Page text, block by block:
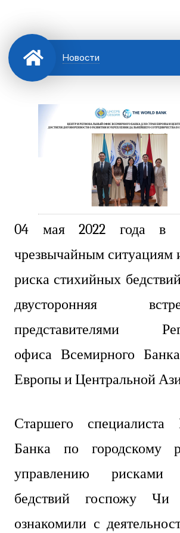
Новости
04 мая 2022 года в
чрезвычайным
риска стихийных
двусторонняя
представителями
офиса Всемирного
Европы и Центральной
Старшего специалиста
Банка по городскому
управлению рисками
бедствий госпожу
ознакомили с